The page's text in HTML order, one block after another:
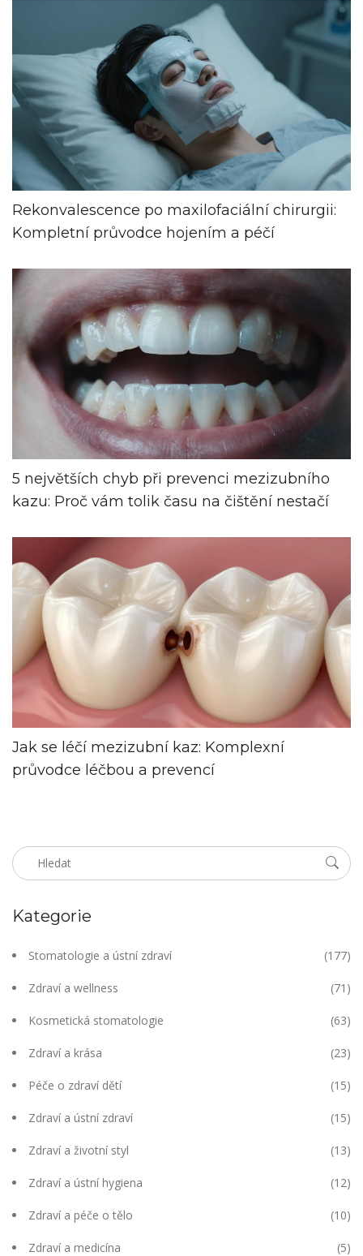
Rekonvalescence po maxilofaciální chirurgii:
Kompletní průvodce hojením a péčí
5 největších chyb při prevenci mezizubního
kazu: Proč vám tolik času na čištění nestačí
Jak se léčí mezizubní kaz: Komplexní
průvodce léčbou a prevencí
Kategorie
Stomatologie a ústní zdraví (177)
Zdraví a wellness (71)
Kosmetická stomatologie (63)
Zdraví a krása (23)
Péče o zdraví dětí (15)
Zdraví a ústní zdraví (15)
Zdraví a životní styl (13)
Zdraví a ústní hygiena (12)
Zdraví a péče o tělo (10)
Zdraví a medicína (5)